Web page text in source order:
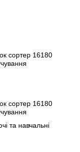
сортер 16180
сортер 16180
та навчальні